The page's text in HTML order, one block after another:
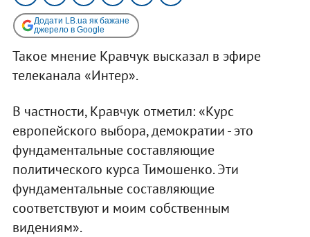
Додати LB.ua як бажане
джерело в Google
Такое мнение Кравчук высказал в эфире
телеканала «Интер».
В частности, Кравчук отметил: «Курс
европейского выбора, демократии - это
фундаментальные составляющие
политического курса Тимошенко. Эти
фундаментальные составляющие
соответствуют и моим собственным
видениям».